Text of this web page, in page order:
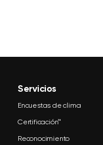
Servicios
Encuestas de clima
Certificación™
Reconocimiento